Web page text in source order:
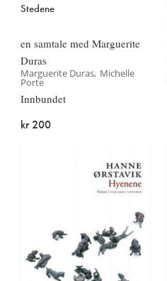
Stedene
en samtale med Marguerite
Duras
Marguerite Duras Michelle
Porte
Innbundet
kr 200